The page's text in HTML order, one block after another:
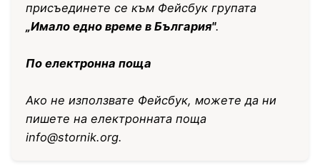
присъединете се към Фейсбук групата
„Имало едно време в България".
По електронна поща
Ако не използвате Фейсбук, можете да ни
пишете на електронната поща
info@stornik.org.